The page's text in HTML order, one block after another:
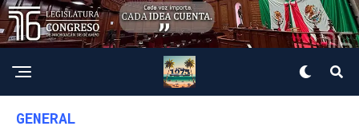
GENERAL